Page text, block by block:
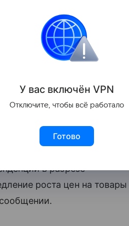
денежно-кредитной
году и будет находиться
на уровне января,
в разрезе
роста цен на товары
У вас включён VPN
Отключите, чтобы всё работало
Готово